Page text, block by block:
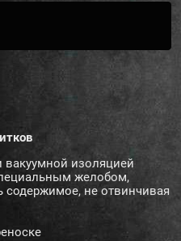
изоляцией
желобом,
не отвинчивая